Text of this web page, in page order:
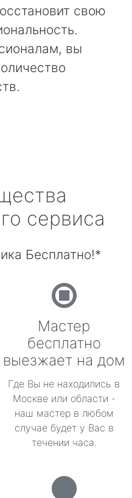
свою
вы
сервиса
Бесплатно!*
Мастер
бесплатно
выезжает на дом
Где Вы не находились в
Москве или области -
наш мастер в любом
случае будет у Вас в
течении часа.